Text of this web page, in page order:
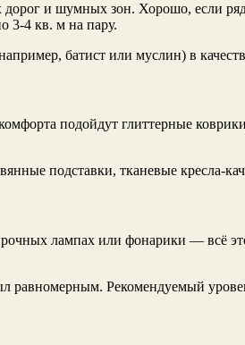
и шумных зон. Хорошо, если
3-4 кв. м на пару.
батист или муслин) в
подойдут глиттерные
подставки, тканевые кресла-
лампах или фонарики — всё
равномерным. Рекомендуемый